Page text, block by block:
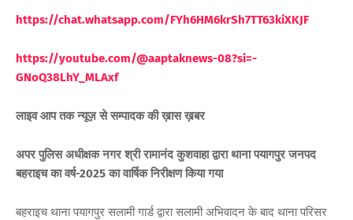
https://chat.whatsapp.com/FYh6HM6krSh7TT63kiXKJF
https://youtube.com/@aaptaknews-08?si=-
GNoQ38LhY_MLAxf
लाइव आप तक न्यूज़ से सम्पादक की ख़ास ख़बर
अपर पुलिस अधीक्षक नगर श्री रामानंद कुशवाहा द्वारा थाना पयागपुर जनपद
बहराइच का वर्ष-2025 का वार्षिक निरीक्षण किया गया
बहराइच थाना पयागपुर सलामी गार्ड द्वारा सलामी अभिवादन के बाद थाना परिसर